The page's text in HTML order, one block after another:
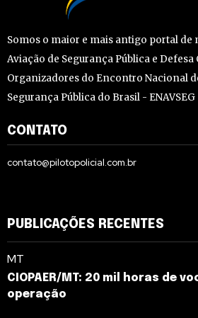
Somos o maior e mais antigo portal de
Aviação de Segurança Pública e Defesa
Organizadores do Encontro Nacional
Segurança Pública do Brasil - ENAVSEG
CONTATO
contato@pilotopolicial.com.br
PUBLICAÇÕES RECENTES
MT
CIOPAER/MT: 20 mil horas de
operação